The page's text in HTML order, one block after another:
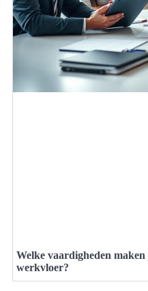
Welke vaardigheden
werkvloer?